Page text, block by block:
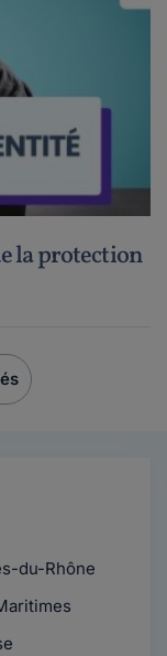
la protection
du-Rhône